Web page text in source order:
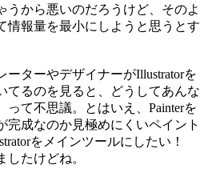
うから悪いのだろうけど、そのよ
情報量を最小にしようと思うとす
ターやデザイナーがIllustratorを
てるのを見ると、どうしてあんな
て不思議。とはいえ、Painterを
完成なのか見極めにくいペイント
をメインツールにしたい！
たけどね。